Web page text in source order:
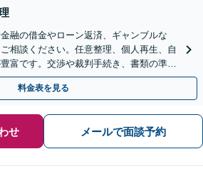
融の借金やローン返済、ギャンブルな
相談ください。任意整理、個人再生、自
富です。交渉や裁判手続き、書類の準備
り】
料金表を見る
せ メールで面談予約